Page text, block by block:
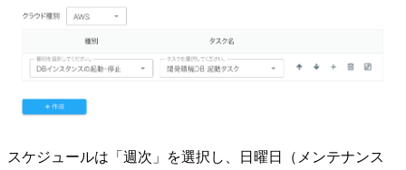
スケジュールは「週次」を選択し、日曜日（メンテナンス